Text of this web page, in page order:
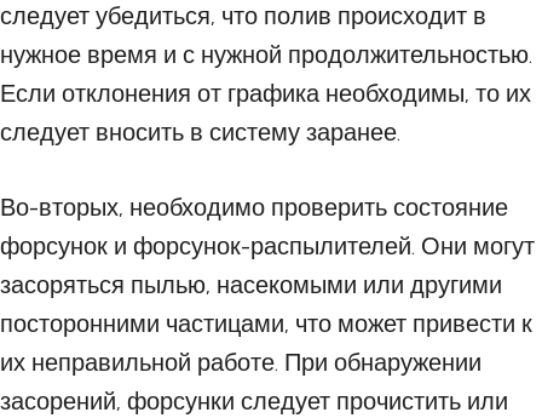
следует убедиться, что полив происходит в
нужное время и с нужной продолжительностью.
Если отклонения от графика необходимы, то их
следует вносить в систему заранее.
Во-вторых, необходимо проверить состояние
форсунок и форсунок-распылителей. Они могут
засоряться пылью, насекомыми или другими
посторонними частицами, что может привести к
их неправильной работе. При обнаружении
засорений, форсунки следует прочистить или